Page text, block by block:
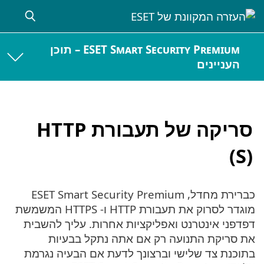
ESET Smart Security Premium – תוכן
העניינים
סריקה של תעבורת HTTP
(S)‎
כברירת מחדל, ESET Smart Security Premium
מוגדר לסרוק את תעבורת HTTP ו- HTTPS המשמשת
דפדפני אינטרנט ואפליקציות אחרות. עליך להשבית
את סריקת התנועה רק אם אתה נתקל בבעיות
בתוכנת צד שלישי וברצונך לדעת אם הבעיה נגרמת